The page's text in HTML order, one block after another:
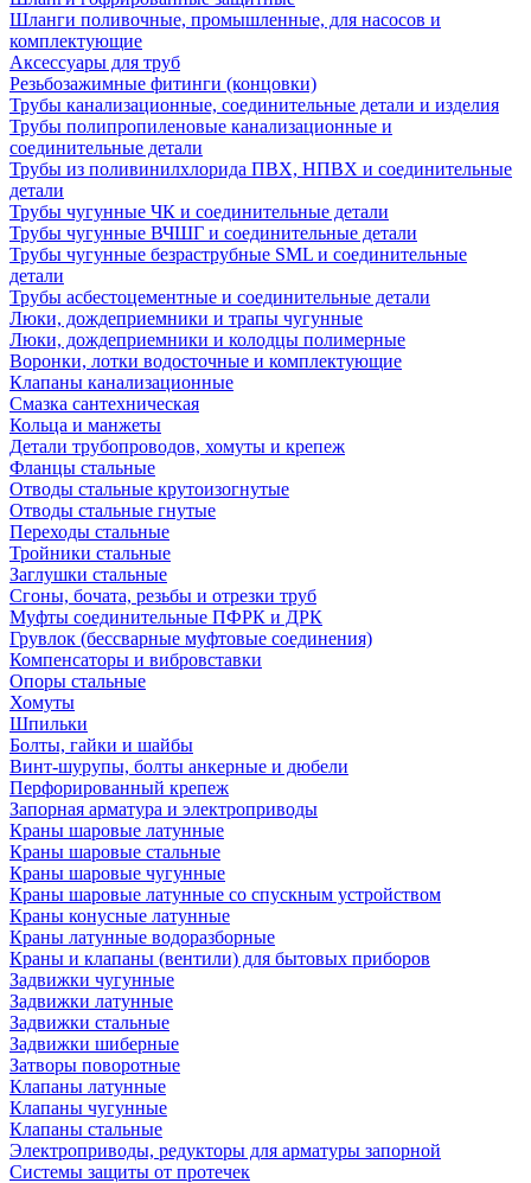
Шланги поливочные, промышленные, для насосов и
комплектующие
Аксессуары для труб
Резьбозажимные фитинги (концовки)
Трубы канализационные, соединительные детали и изделия
Трубы полипропиленовые канализационные и
соединительные детали
Трубы из поливинилхлорида ПВХ, НПВХ и соединительные
детали
Трубы чугунные ЧК и соединительные детали
Трубы чугунные ВЧШГ и соединительные детали
Трубы чугунные безраструбные SML и соединительные
детали
Трубы асбестоцементные и соединительные детали
Люки, дождеприемники и трапы чугунные
Люки, дождеприемники и колодцы полимерные
Воронки, лотки водосточные и комплектующие
Клапаны канализационные
Смазка сантехническая
Кольца и манжеты
Детали трубопроводов, хомуты и крепеж
Фланцы стальные
Отводы стальные крутоизогнутые
Отводы стальные гнутые
Переходы стальные
Тройники стальные
Заглушки стальные
Сгоны, бочата, резьбы и отрезки труб
Муфты соединительные ПФРК и ДРК
Грувлок (бессварные муфтовые соединения)
Компенсаторы и вибровставки
Опоры стальные
Хомуты
Шпильки
Болты, гайки и шайбы
Винт-шурупы, болты анкерные и дюбели
Перфорированный крепеж
Запорная арматура и электроприводы
Краны шаровые латунные
Краны шаровые стальные
Краны шаровые чугунные
Краны шаровые латунные со спускным устройством
Краны конусные латунные
Краны латунные водоразборные
Краны и клапаны (вентили) для бытовых приборов
Задвижки чугунные
Задвижки латунные
Задвижки стальные
Задвижки шиберные
Затворы поворотные
Клапаны латунные
Клапаны чугунные
Клапаны стальные
Электроприводы, редукторы для арматуры запорной
Системы защиты от протечек